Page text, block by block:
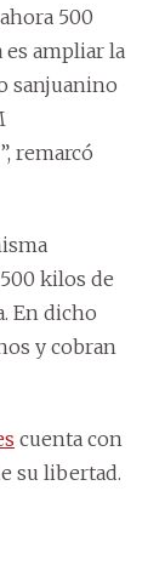
500
ampliar la
sanjuanino
remarcó
kilos de
En dicho
y cobran
cuenta con
su libertad.